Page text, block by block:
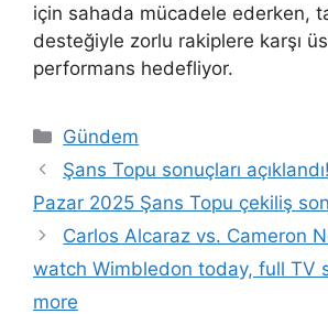
için sahada mücadele ederken,
desteğiyle zorlu rakiplere karşı
performans hedefliyor.
Kategoriler
Gündem
Şans Topu sonuçları
Pazar 2025 Şans Topu çekiliş
Carlos Alcaraz vs. Cameron
watch Wimbledon today, full TV
more